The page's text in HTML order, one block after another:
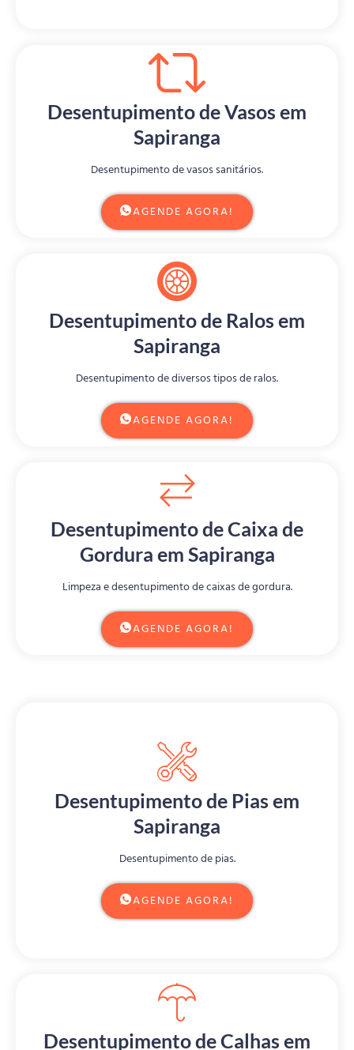
Desentupimento de Vasos em
Sapiranga
Desentupimento de vasos sanitários.
AGENDE AGORA!
Desentupimento de Ralos em
Sapiranga
Desentupimento de diversos tipos de ralos.
AGENDE AGORA!
Desentupimento de Caixa de
Gordura em Sapiranga
Limpeza e desentupimento de caixas de gordura.
AGENDE AGORA!
Desentupimento de Pias em
Sapiranga
Desentupimento de pias.
AGENDE AGORA!
Desentupimento de Calhas em